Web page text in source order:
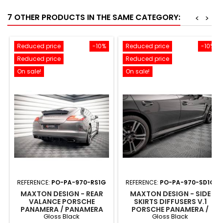
7 OTHER PRODUCTS IN THE SAME CATEGORY: >
<
-10%
Reduced price
Reduced price
On sale!
REFERENCE: PO-PA-970-RS1G
MAXTON DESIGN - REAR
VALANCE PORSCHE
PANAMERA / PANAMERA
DIESEL 970 GLOSS BLACK
Gloss Black
-10%
Reduced price
Reduced price
On sale!
REFERENCE: PO-PA-970-SD1G
MAXTON DESIGN - SIDE
SKIRTS DIFFUSERS V.1
PORSCHE PANAMERA /
PANAMERA DIESEL /
Gloss Black